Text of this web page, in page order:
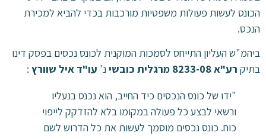
הכונס לעשות פעולות משפטיות מורכבות בכדי להביא למכירת
הנכס.
ביהמ"ש העליון התייחס לסמכות המוקנית לכונס נכסים בפסק דינו
בתיק רע"א8233-08 מרגלית כובשי נ' עו"ד איל שוורץ :
"ידו של כונס הנכסים כיד החייב, הוא נכנס בנעליו
ורשאי לבצע כל פעולה במקומו בלא להזדקק לייפוי
כוח. כונס נכסים מוסמך לעשות את כל הדרוש לשם